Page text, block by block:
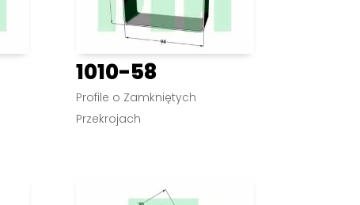
1010-58
Profile o Zamkniętych
Przekrojach